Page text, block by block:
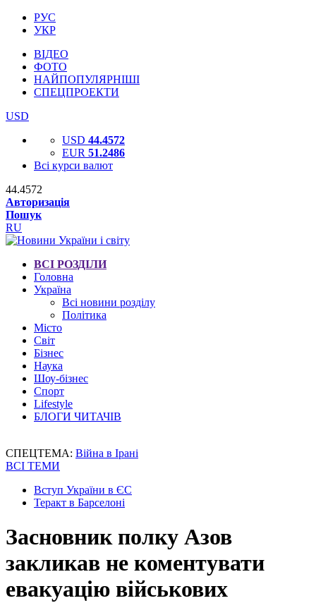
РУС
УКР
ВІДЕО
ФОТО
НАЙПОПУЛЯРНІШІ
СПЕЦПРОЕКТИ
USD
USD 44.4572
EUR 51.2486
Всі курси валют
44.4572
Авторизація
Пошук
RU
ВСІ РОЗДІЛИ
Головна
Україна
Всі новини розділу
Політика
Місто
Світ
Бізнес
Наука
Шоу-бізнес
Спорт
Lifestyle
БЛОГИ ЧИТАЧІВ
СПЕЦТЕМА: Війна в Ірані
ВСІ ТЕМИ
Вступ України в ЄС
Теракт в Барселоні
Засновник полку Азов
закликав не коментувати
евакуацію військових